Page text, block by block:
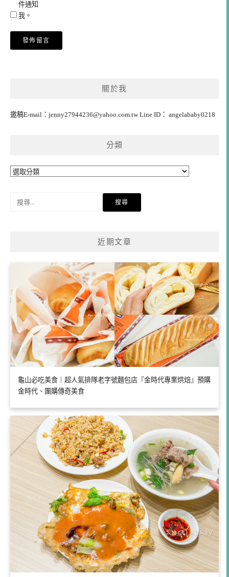
件通知
我。
關於我
邀稿E-mail： jenny27944236@yahoo.com.twLine ID： angelababy0218
分類
分
近期文章
龜山必吃美食｜超人氣排隊老字號麵包店『金時代專業烘焙』預購
金時代、團購傳奇美食